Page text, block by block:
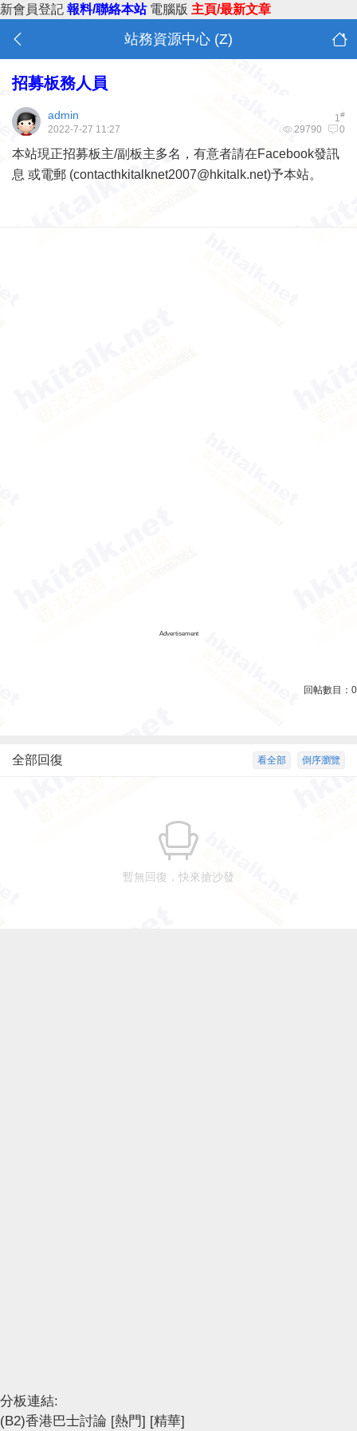
新會員登記 報料/聯絡本站 電腦版 主頁/最新文章
站務資源中心 (Z)
招募板務人員
1#
admin
29790 0
2022-7-27 11:27
本站現正招募板主/副板主多名，有意者請在Facebook發訊
息 或電郵 (contacthkitalknet2007@hkitalk.net)予本站。
Advertisement
回帖數目： 0
倒序瀏覽
看全部
全部回復
暫無回復，快來搶沙發
分板連結:
(B2)香港巴士討論 [熱門] [精華]